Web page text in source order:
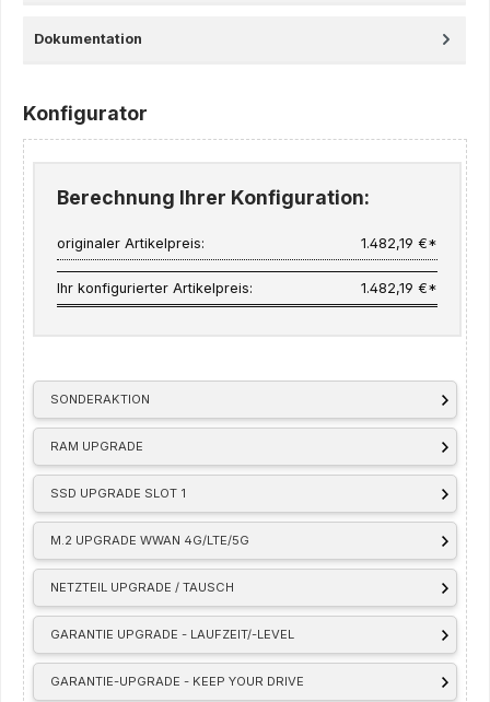
Dokumentation
Konfigurator
SONDERAKTION
RAM UPGRADE
SSD UPGRADE SLOT 1
M.2 UPGRADE WWAN 4G/LTE/5G
NETZTEIL UPGRADE / TAUSCH
GARANTIE UPGRADE - LAUFZEIT/-LEVEL
GARANTIE-UPGRADE - KEEP YOUR DRIVE
Berechnung Ihrer Konfiguration:
originaler Artikelpreis: 1.482,19 €*
Ihr konfigurierter Artikelpreis: 1.482,19 €*